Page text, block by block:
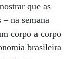
que as
na semana
corpo a corpo
brasileira